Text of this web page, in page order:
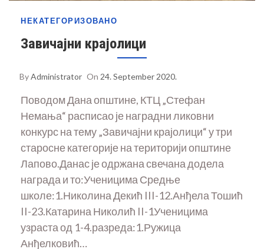
НЕКАТЕГОРИЗОВАНО
Завичајни крајолици
ByAdministrator On 24. September 2020.
Поводом Дана општине, КТЦ „Стефан
Немања“ расписао је наградни ликовни
конкурс на тему „Завичајни крајолици“ у три
старосне категорије на територији општине
Лапово.Данас је одржана свечана додела
награда и то:Ученицима Средње
школе:1.Николина Декић III-12.Анђела Тошић
II-23.Катарина Николић II-1Ученицима
узраста од 1-4.разреда:1.Ружица
Анђелковић…